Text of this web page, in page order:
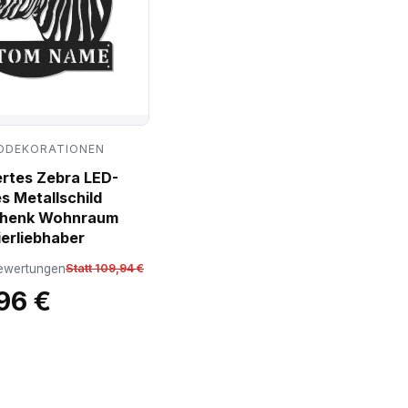
Zebra LED-
Metallschild
Wohnraum
Statt 109,94 €
€